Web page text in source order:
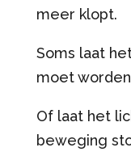
meer klopt.
Soms laat
moet
Of laat het
beweging